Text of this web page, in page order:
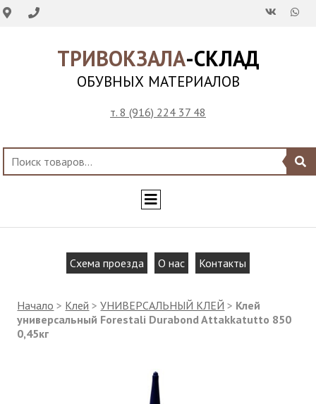
ТРИВОКЗАЛА-СКЛАД
ОБУВНЫХ МАТЕРИАЛОВ
т. 8 (916) 224 37 48
Схема проезда О нас Контакты
Начало > Клей >УНИВЕРСАЛЬНЫЙ КЛЕЙ > Клей
универсальный Forestali Durabond Attakkatutto 850
0,45кг